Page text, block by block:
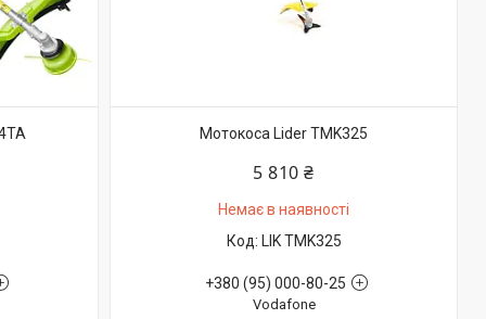
Мотокоса Lider TMK325
5 810 ₴
Немає в наявності
LIK TMK325
+380 (95) 000-80-25
Vodafone